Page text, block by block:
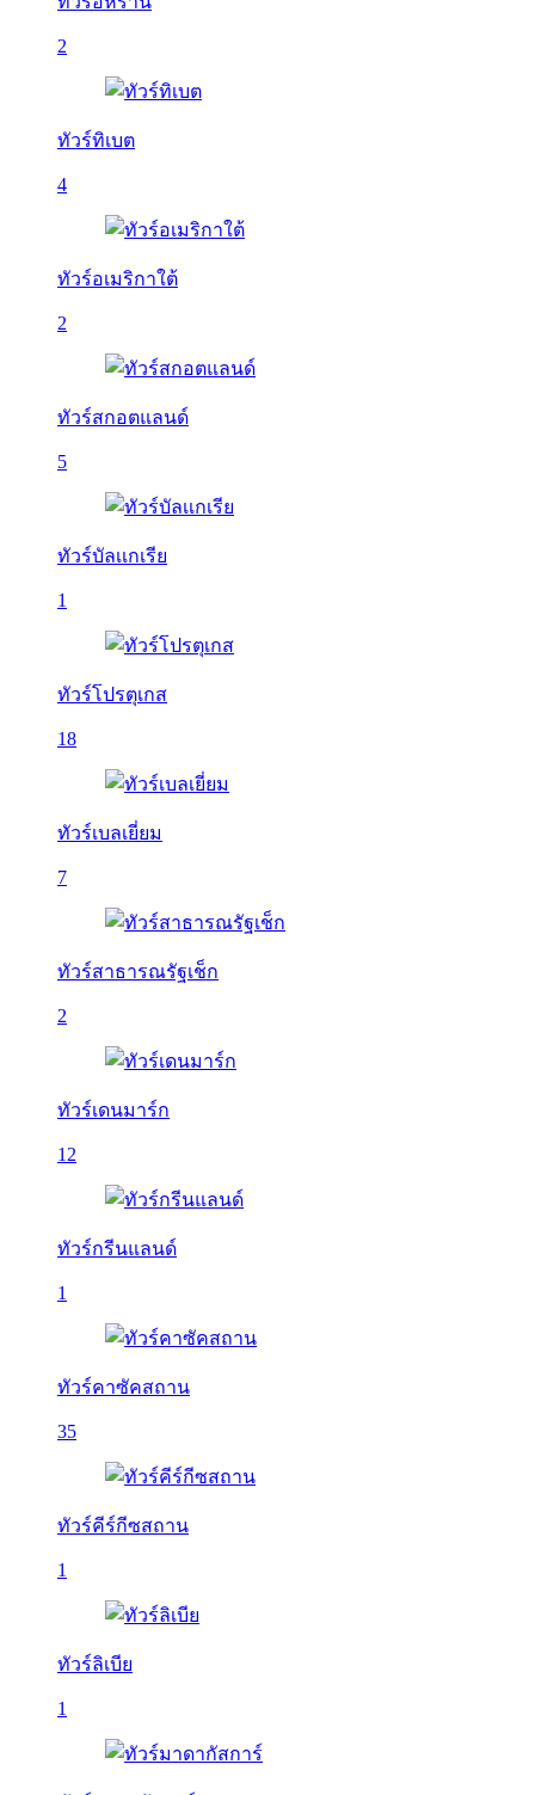
2
ทัวร์ทิเบต
4
ทัวร์อเมริกาใต้
2
ทัวร์สกอตแลนด์
5
ทัวร์บัลเเกเรีย
1
ทัวร์โปรตุเกส
18
ทัวร์เบลเยี่ยม
7
ทัวร์สาธารณรัฐเช็ก
2
ทัวร์เดนมาร์ก
12
ทัวร์กรีนแลนด์
1
ทัวร์คาซัคสถาน
35
ทัวร์คีร์กีซสถาน
1
ทัวร์ลิเบีย
1